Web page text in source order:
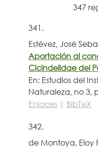
347
341.
Estévez, José
Aportación al
Cicindelidae del
En: Estudios del
Naturaleza, no 3,
Enlaces | BibTeX
342.
de Montoya, Eloy